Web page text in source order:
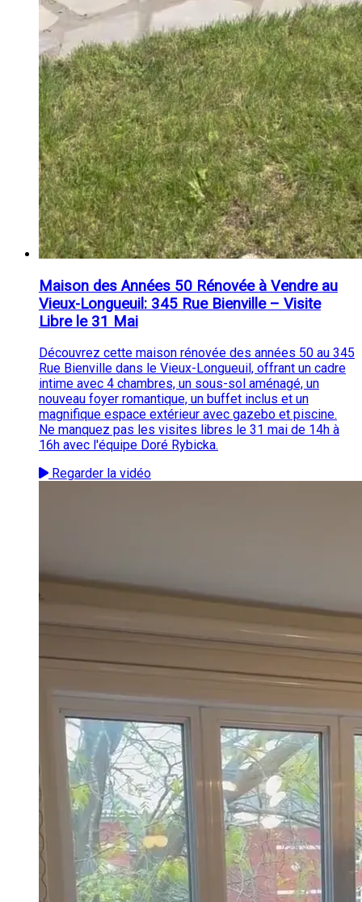
Maison des Années 50 Rénovée à Vendre au
Vieux-Longueuil: 345 Rue Bienville – Visite
Libre le 31 Mai
Découvrez cette maison rénovée des années 50 au 345
Rue Bienville dans le Vieux-Longueuil, offrant un cadre
intime avec 4 chambres, un sous-sol aménagé, un
nouveau foyer romantique, un buffet inclus et un
magnifique espace extérieur avec gazebo et piscine.
Ne manquez pas les visites libres le 31 mai de 14h à
16h avec l'équipe Doré Rybicka.
Regarder la vidéo